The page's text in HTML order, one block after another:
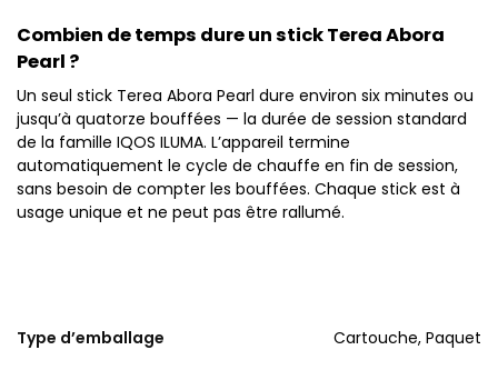
Combien de temps dure un stick Terea Abora
Pearl ?
Un seul stick Terea Abora Pearl dure environ six minutes ou
jusqu’à quatorze bouffées — la durée de session standard
de la famille IQOS ILUMA. L’appareil termine
automatiquement le cycle de chauffe en fin de session,
sans besoin de compter les bouffées. Chaque stick est à
usage unique et ne peut pas être rallumé.
Type d’emballage Cartouche, Paquet